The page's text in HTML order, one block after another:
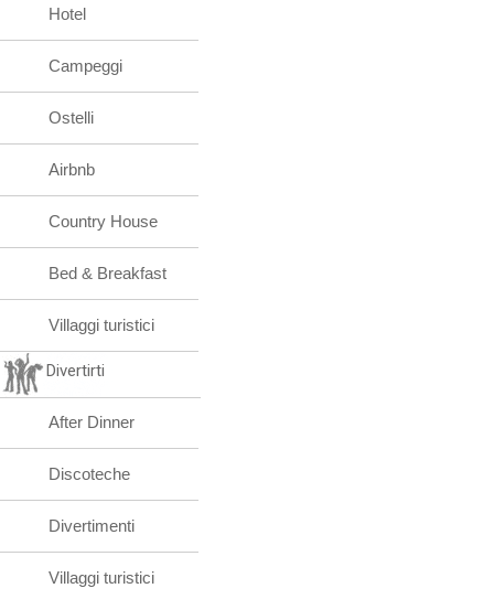
Hotel
Campeggi
Ostelli
Airbnb
Country House
Bed & Breakfast
Villaggi turistici
Divertirti
After Dinner
Discoteche
Divertimenti
Villaggi turistici